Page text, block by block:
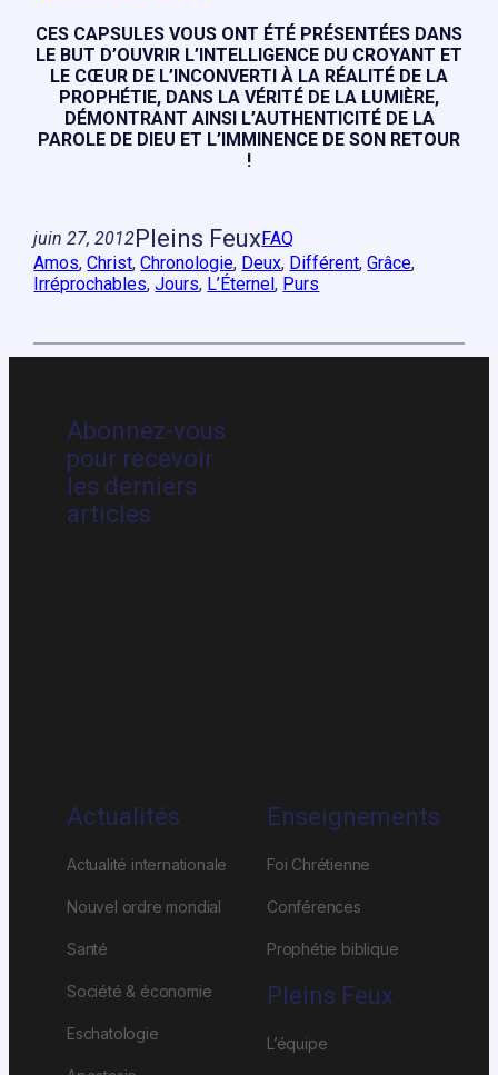
CES CAPSULES VOUS ONT ÉTÉ PRÉSENTÉES DANS
LE BUT D’OUVRIR L’INTELLIGENCE DU CROYANT ET
LE CŒUR DE L’INCONVERTI À LA RÉALITÉ DE LA
PROPHÉTIE, DANS LA VÉRITÉ DE LA LUMIÈRE,
DÉMONTRANT AINSI L’AUTHENTICITÉ DE LA
PAROLE DE DIEU ET L’IMMINENCE DE SON RETOUR
!
juin 27, 2012Pleins FeuxFAQ
Amos, Christ, Chronologie, Deux, Différent, Grâce
Irréprochables, Jours, L’Éternel, Purs
Abonnez-vous
pour recevoir
les derniers
articles
Actualités
Actualité internationale
Nouvel ordre mondial
Santé
Société & économie
Eschatologie
Enseignements
Foi Chrétienne
Conférences
Prophétie biblique
Pleins Feux
L’équipe